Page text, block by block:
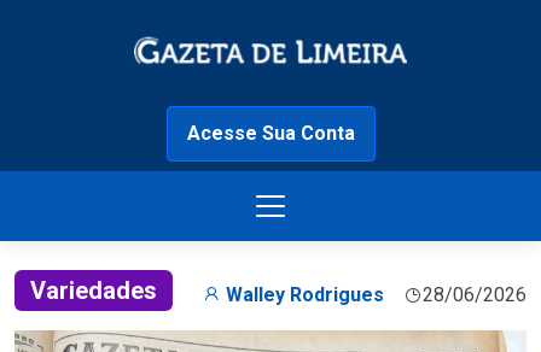
Acesse Sua Conta
Variedades Walley Rodrigues 28/06/2026